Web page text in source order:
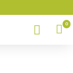
0